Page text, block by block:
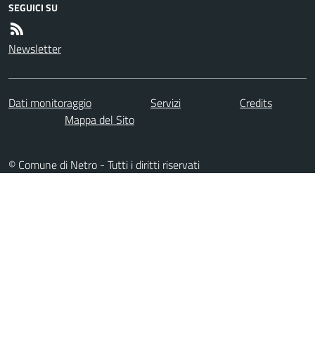
SEGUICI SU
Newsletter
Dati monitoraggio Servizi
Credits
Mappa del Sito
© Comune di Netro - Tutti i diritti riservati